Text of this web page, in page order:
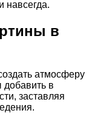
навсегда.
в
атмосферу
в
заставляя